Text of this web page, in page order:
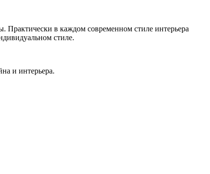
Практически в каждом современном стиле интерьера
стиле.
и интерьера.